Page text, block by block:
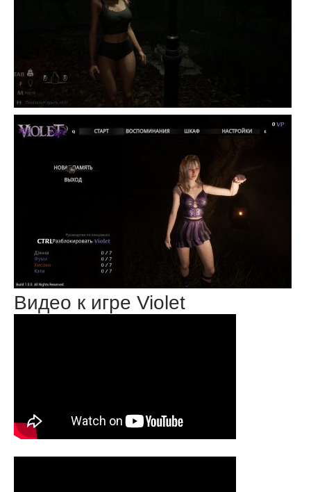
Видео к игре Violet